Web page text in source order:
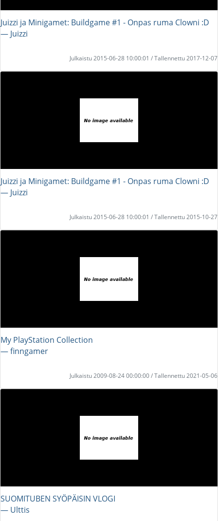
Juizzi ja Minigamet: Buildgame #1 - Onpas ruma Clowni :D
― Juizzi
Julkaistu 2015-06-28 10:00:01 / Tallennettu 2017-12-07
Juizzi ja Minigamet: Buildgame #1 - Onpas ruma Clowni :D
― Juizzi
Julkaistu 2015-06-28 10:00:01 / Tallennettu 2015-10-27
My PlayStation Collection
― finngamer
Julkaistu 2009-08-24 00:00:00 / Tallennettu 2021-05-06
SUOMITUBEN SYÖPÄISIN VLOGI
― Ulttis